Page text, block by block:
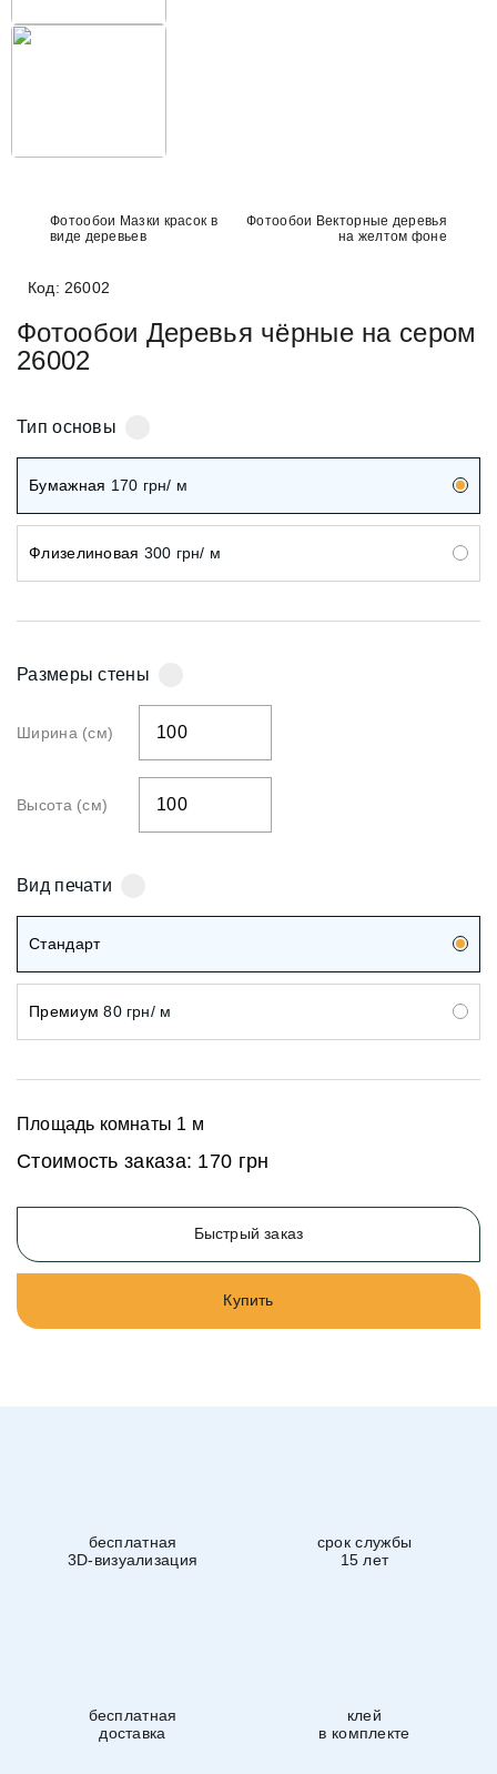
Фотообои Мазки красок в
виде деревьев
Фотообои Векторные деревья
на желтом фоне
Код: 26002
Фотообои Деревья чёрные на сером
26002
Тип основы
Бумажная 170 грн/ м
Флизелиновая 300 грн/ м
Размеры стены
Ширина (см)
Высота (см)
Вид печати
Стандарт
Премиум 80 грн/ м
Площадь комнаты 1 м
Стоимость заказа: 170 грн
Быстрый заказ
Купить
бесплатная
3D-визуализация
срок службы
15 лет
бесплатная
доставка
клей
в комплекте